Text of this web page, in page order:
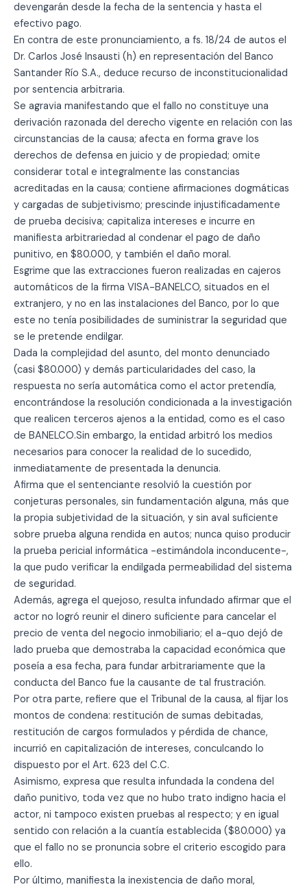
devengarán desde la fecha de la sentencia y hasta el
efectivo pago.
En contra de este pronunciamiento, a fs. 18/24 de autos el
Dr. Carlos José Insausti (h) en representación del Banco
Santander Río S.A., deduce recurso de inconstitucionalidad
por sentencia arbitraria.
Se agravia manifestando que el fallo no constituye una
derivación razonada del derecho vigente en relación con las
circunstancias de la causa; afecta en forma grave los
derechos de defensa en juicio y de propiedad; omite
considerar total e integralmente las constancias
acreditadas en la causa; contiene afirmaciones dogmáticas
y cargadas de subjetivismo; prescinde injustificadamente
de prueba decisiva; capitaliza intereses e incurre en
manifiesta arbitrariedad al condenar el pago de daño
punitivo, en $80.000, y también el daño moral.
Esgrime que las extracciones fueron realizadas en cajeros
automáticos de la firma VISA-BANELCO, situados en el
extranjero, y no en las instalaciones del Banco, por lo que
este no tenía posibilidades de suministrar la seguridad que
se le pretende endilgar.
Dada la complejidad del asunto, del monto denunciado
(casi $80.000) y demás particularidades del caso, la
respuesta no sería automática como el actor pretendía,
encontrándose la resolución condicionada a la investigación
que realicen terceros ajenos a la entidad, como es el caso
de BANELCO.Sin embargo, la entidad arbitró los medios
necesarios para conocer la realidad de lo sucedido,
inmediatamente de presentada la denuncia.
Afirma que el sentenciante resolvió la cuestión por
conjeturas personales, sin fundamentación alguna, más que
la propia subjetividad de la situación, y sin aval suficiente
sobre prueba alguna rendida en autos; nunca quiso producir
la prueba pericial informática -estimándola inconducente-,
la que pudo verificar la endilgada permeabilidad del sistema
de seguridad.
Además, agrega el quejoso, resulta infundado afirmar que el
actor no logró reunir el dinero suficiente para cancelar el
precio de venta del negocio inmobiliario; el a-quo dejó de
lado prueba que demostraba la capacidad económica que
poseía a esa fecha, para fundar arbitrariamente que la
conducta del Banco fue la causante de tal frustración.
Por otra parte, refiere que el Tribunal de la causa, al fijar los
montos de condena: restitución de sumas debitadas,
restitución de cargos formulados y pérdida de chance,
incurrió en capitalización de intereses, conculcando lo
dispuesto por el Art. 623 del C.C.
Asimismo, expresa que resulta infundada la condena del
daño punitivo, toda vez que no hubo trato indigno hacia el
actor, ni tampoco existen pruebas al respecto; y en igual
sentido con relación a la cuantía establecida ($80.000) ya
que el fallo no se pronuncia sobre el criterio escogido para
ello.
Por último, manifiesta la inexistencia de daño moral,